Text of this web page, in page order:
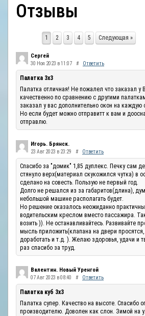
ОТЗЫВЫ
Отзывы
1 2 3 4 5 Следующая »
Сергей
30 Ноя 2023 в 11:07 # Ответить
Палатка 3х3
Палатка отличная! Не пожалел что заказал у
качественно по сравнению с другими
заказал у вас дополнительно окон на каждую
Но если будет можно отправитт к вам и
отправлю.
Игорь. Брянск.
23 Авг 2023 в 23:29 # Ответить
Спасибо за "домик" 1,85 дуплекс. Печку сам
стянуло верх(материал скукожился чутка) в
сделано на совесть. Пользую не первый год.
Долго не решался из за габаритов(длина),
небольшой машине располагать будет.
Но решение оказалось неожиданно
водительским креслом вместо пассажира.
возить )). Не останавливайтесь. Развивайте
мысль приложить(клапана на двери
доработать и т.д. ). Желаю здоровья, удачи и
раз спасибо за труд.
Валентин. Новый Уренгой
07 Авг 2023 в 08:40 # Ответить
Палатка куб 3х3
Палатка супер. Качество на высоте. Спасибо
производителю. Доволен как слон. Зимой на